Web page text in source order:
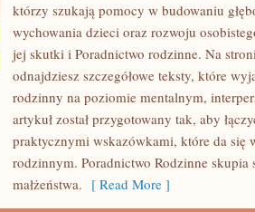
TERAPIA
ŻAŁOBA
STRATA
którzy szukają pomocy w budowaniu
wychowania dzieci oraz rozwoju
jej skutki i Poradnictwo rodzinne. Na
odnajdziesz szczegółowe teksty, które
rodzinny na poziomie mentalnym,
artykuł został przygotowany tak, aby
praktycznymi wskazówkami, które da się
rodzinnym. Poradnictwo Rodzinne skupia
małżeństwa. [ Read More ]